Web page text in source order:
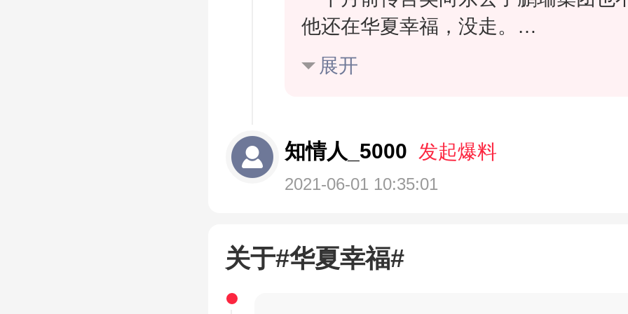
他还在华夏幸福，没走。
据风财讯了解，在招商银行存续的“20
福MTN001”及“20华夏幸福MTN002”
18华夏01”“18幸福02”尚在展期中。
“16华夏02”、“19华夏01”：偿付方案
成，将继续停牌。
似乎还只有“拖”这一字法决。
展开
知情人_5000 发起爆料
2021-06-01 10:35:01
关于#华夏幸福#